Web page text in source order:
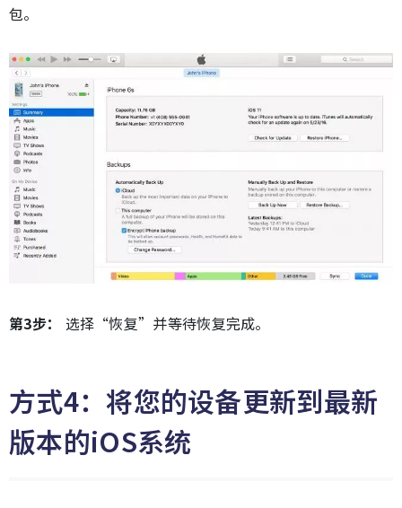
包。
第3步： 选择“恢复”并等待恢复完成。
方式4：将您的设备更新到最新
版本的iOS系统